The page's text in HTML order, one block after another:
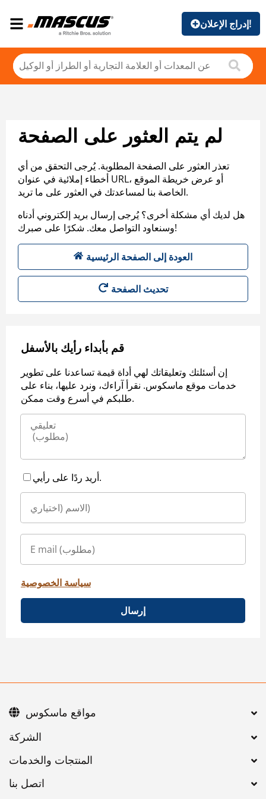
إدراج الإعلان!
لم يتم العثور على الصفحة
تعذر العثور على الصفحة المطلوبة. يُرجى التحقق من أي
أخطاء إملائية في عنوان URL، أو عرض خريطة الموقع
الخاصة بنا لمساعدتك في العثور على ما تريد.
هل لديك أي مشكلة أخرى؟ يُرجى إرسال بريد إلكتروني أدناه
وسنعاود التواصل معك. شكرًا على صبرك!
العودة إلى الصفحة الرئيسية
تحديث الصفحة
قم بأبداء رأيك بالأسفل
إن أسئلتك وتعليقاتك لهي أداة قيمة تساعدنا على تطوير
خدمات موقع ماسكوس. نقرأ آراءك، ونرد عليها، بناء على
طلبكم في أسرع وقت ممكن.
أريد ردًا على رأيي.
سياسة الخصوصية
إرسال
اتصل بنا
مواقع ماسكوس